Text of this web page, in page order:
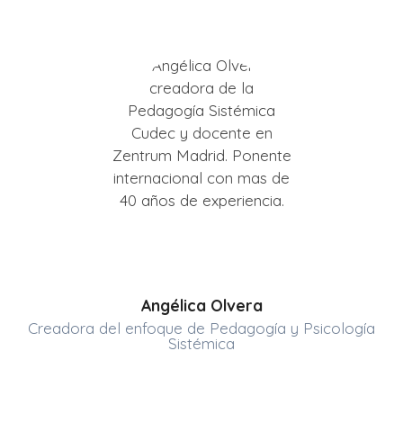
Angélica Olvera
Creadora del enfoque de Pedagogía y Psicología
Sistémica